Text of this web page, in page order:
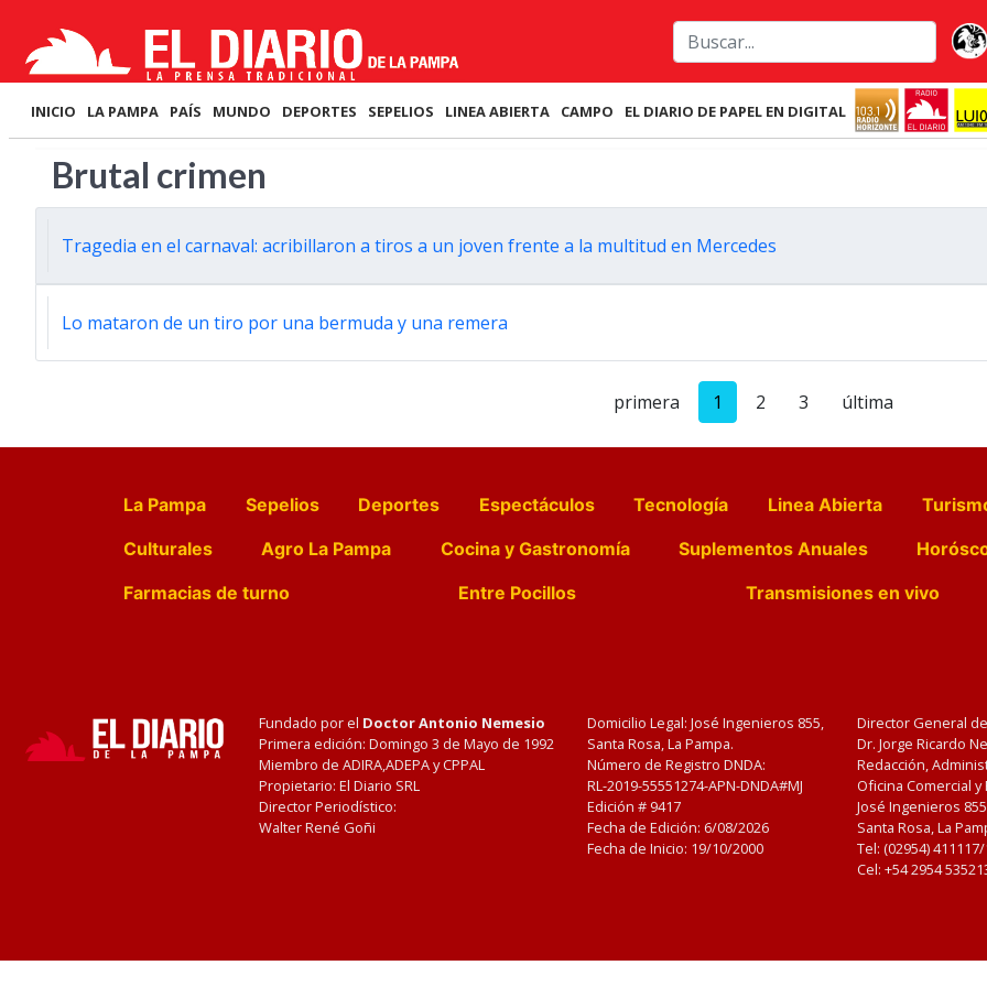
INICIO LA PAMPA PAÍS MUNDO DEPORTES SEPELIOS LINEA ABIERTA CAMPO EL DIARIO DE PAPEL EN DIGITAL
Brutal crimen
Tragedia en el carnaval: acribillaron a tiros a un joven frente a la multitud en Mercedes
Lo mataron de un tiro por una bermuda y una remera
primera 1 2 3 última
La Pampa Sepelios Deportes Espectáculos Tecnología Linea Abierta
Culturales
Agro La Pampa Cocina y Gastronomía Suplementos Anuales
Farmacias de turno
Entre Pocillos Transmisiones en vivo
Fundado por el Doctor Antonio Nemesio
Primera edición: Domingo 3 de Mayo de 1992
Miembro de ADIRA,ADEPA y CPPAL
Propietario: El Diario SRL
Director Periodístico:
Walter René Goñi
Domicilio Legal: José Ingenieros 855,
Santa Rosa, La Pampa.
Número de Registro DNDA:
RL-2019-55551274-APN-DNDA#MJ
Edición # 9417
Fecha de Edición: 6/08/2026
Fecha de Inicio: 19/10/2000
Director General
Dr. Jorge Ricardo
Redacción,
Oficina Comercial
José Ingenieros
Santa Rosa, La
Tel: (02954)
Cel: +54 2954